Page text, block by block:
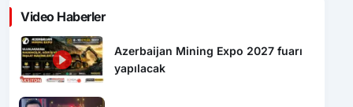
Video Haberler
Azerbaijan Mining Expo 2027 fuarı
yapılacak